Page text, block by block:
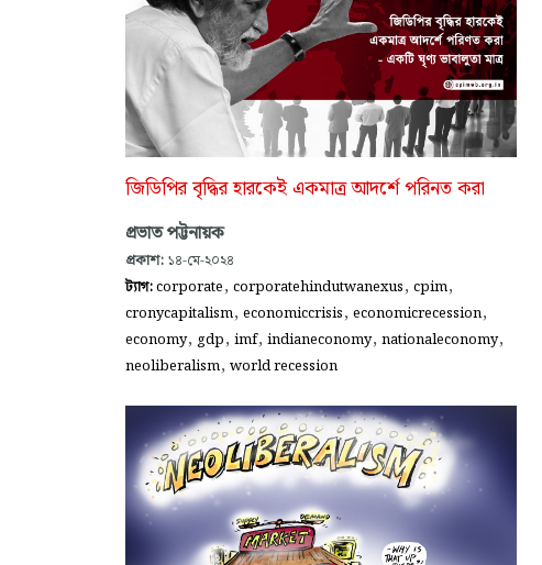
জিডিপির বৃদ্ধির হারকেই একমাত্র আদর্শে পরিনত করা
প্রভাত পট্টনায়ক
প্রকাশ: ১৪-মে-২০২৪
ট্যাগ:corporate, corporatehindutwanexus, cpim,
cronycapitalism, economiccrisis, economicrecession,
economy, gdp, imf, indianeconomy, nationaleconomy,
neoliberalism, world recession